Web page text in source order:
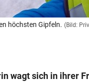
höchsten Gipfeln. (Bild:
wagt sich in ihrer